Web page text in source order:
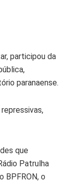
participou da
paranaense.
que
Patrulha
BPFRON, o